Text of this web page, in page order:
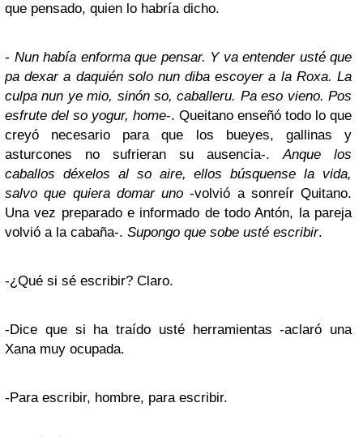
que pensado, quien lo habría dicho.
- Nun había enforma que pensar. Y va entender usté que
pa dexar a daquién solo nun diba escoyer a la Roxa. La
culpa nun ye mio, sinón so, caballeru. Pa eso vieno. Pos
esfrute del so yogur, home-. Queitano enseñó todo lo que
creyó necesario para que los bueyes, gallinas y
asturcones no sufrieran su ausencia-.Anque los
caballos déxelos al so aire, ellos búsquense la vida,
salvo que quiera domar uno -volvió a sonreír Quitano.
Una vez preparado e informado de todo Antón, la pareja
volvió a la cabaña-. Supongo que sobe usté escribir.
-¿Qué si sé escribir? Claro.
-Dice que si ha traído usté herramientas -aclaró una
Xana muy ocupada.
-Para escribir, hombre, para escribir.